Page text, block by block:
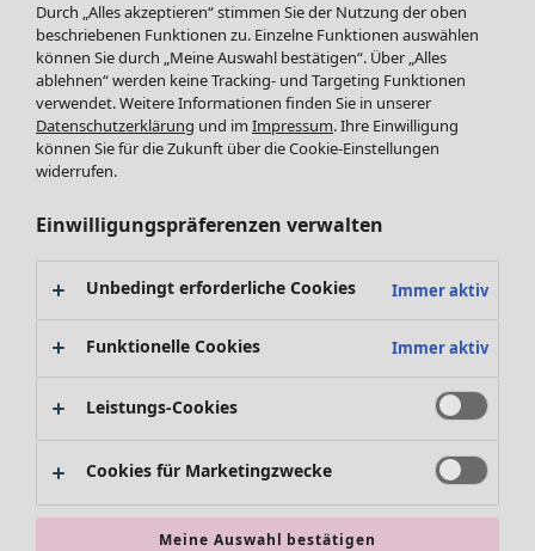
SALE Mode
Alle anzeigen
Kleider
Tuniken
Blusen
Strickjacken
Hosen
Röcke
Jacken & Mäntel
Leggings /Strumpfhosen
Accessoires
Schuhe
Bademode
Basics
SALE Zuhause
Alle anzeigen
Textilien
Durch „Alles akzeptieren“ stimmen Sie der Nutzung der oben
beschriebenen Funktionen zu. Einzelne Funktionen auswählen
können Sie durch „Meine Auswahl bestätigen“. Über „Alles
ablehnen“ werden keine Tracking- und Targeting Funktionen
verwendet. Weitere Informationen finden Sie in unserer
Datenschutzerklärung und im Impressum. Ihre Einwilligung
können Sie für die Zukunft über die Cookie-Einstellungen
widerrufen.
Einwilligungspräferenzen verwalten
Unbedingt erforderliche Cookies Immer aktiv
Funktionelle Cookies Immer aktiv
Leistungs-Cookies
Cookies für Marketingzwecke
Meine Auswahl bestätigen